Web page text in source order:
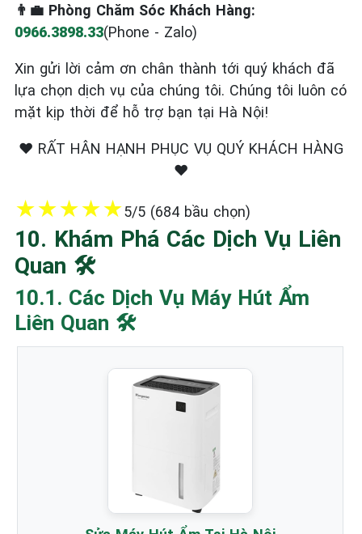
👨‍💼 Phòng Chăm Sóc Khách Hàng:
0966.3898.33(Phone - Zalo)
Xin gửi lời cảm ơn chân thành tới quý khách đã
lựa chọn dịch vụ của chúng tôi. Chúng tôi luôn có
mặt kịp thời để hỗ trợ bạn tại Hà Nội!
❤️ RẤT HÂN HẠNH PHỤC VỤ QUÝ KHÁCH HÀNG
❤️
★★★★★5/5 (684 bầu chọn)
10. Khám Phá Các Dịch Vụ Liên
Quan 🛠️
10.1. Các Dịch Vụ Máy Hút Ẩm
Liên Quan 🛠️